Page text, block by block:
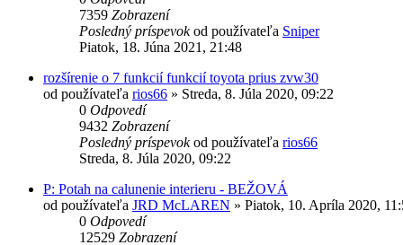
7359 Zobrazení
Posledný príspevokod používateľa Sniper
Piatok, 18. Júna 2021, 21:48
rozšírenie o 7 funkcií funkcií toyota prius zvw30
od používateľa rios66 » Streda, 8. Júla 2020, 09:22
0 Odpovedí
9432 Zobrazení
Posledný príspevokod používateľa rios66
Streda, 8. Júla 2020, 09:22
P: Potah na calunenie interieru - BEŽOVÁ
od používateľa JRD McLAREN » Piatok, 10. Apríla 2020,
0 Odpovedí
12529 Zobrazení